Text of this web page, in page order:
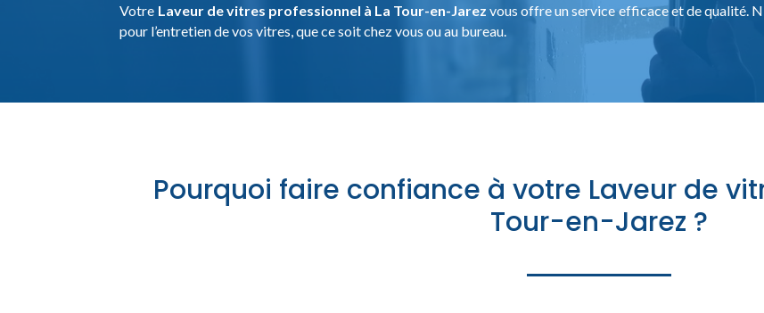
Votre Laveur de vitres professionnel à La Tour-en-Jarez vous offre un service efficace et de qualité.
pour l’entretien de vos vitres, que ce soit chez vous ou au bureau.
Pourquoi faire confiance à votre Laveur de
Tour-en-Jarez ?